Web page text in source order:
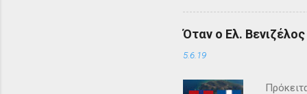
Όμηρος
Όταν ο Ελ.
5.6.19